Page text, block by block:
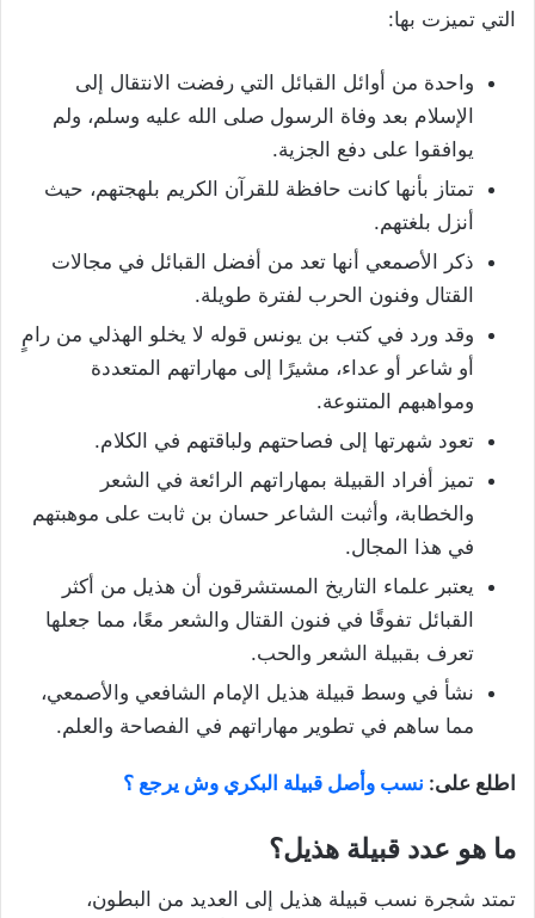
التي تميزت بها:
واحدة من أوائل القبائل التي رفضت الانتقال إلى
الإسلام بعد وفاة الرسول صلى الله عليه وسلم، ولم
يوافقوا على دفع الجزية.
تمتاز بأنها كانت حافظة للقرآن الكريم بلهجتهم، حيث
أنزل بلغتهم.
ذكر الأصمعي أنها تعد من أفضل القبائل في مجالات
القتال وفنون الحرب لفترة طويلة.
وقد ورد في كتب بن يونس قوله لا يخلو الهذلي من رامٍ
أو شاعر أو عداء، مشيرًا إلى مهاراتهم المتعددة
ومواهبهم المتنوعة.
تعود شهرتها إلى فصاحتهم ولباقتهم في الكلام.
تميز أفراد القبيلة بمهاراتهم الرائعة في الشعر
والخطابة، وأثبت الشاعر حسان بن ثابت على موهبتهم
في هذا المجال.
يعتبر علماء التاريخ المستشرقون أن هذيل من أكثر
القبائل تفوقًا في فنون القتال والشعر معًا، مما جعلها
تعرف بقبيلة الشعر والحب.
نشأ في وسط قبيلة هذيل الإمام الشافعي والأصمعي،
مما ساهم في تطوير مهاراتهم في الفصاحة والعلم.
اطلع على: نسب وأصل قبيلة البكري وش يرجع ؟
ما هو عدد قبيلة هذيل؟
تمتد شجرة نسب قبيلة هذيل إلى العديد من البطون،